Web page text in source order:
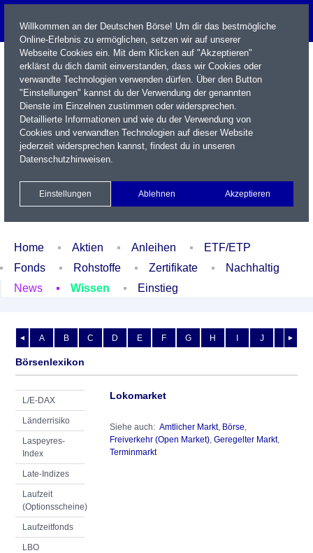
Name / WKN / ISIN / Kürzel
Xetra Realtime
Watchlist Portfolio Login
Home Aktien Anleihen
ETF/ETP
Fonds
Rohstoffe Zertifikate
Nachhaltig
News
Wissen Einstieg
◄ ►
A B C D E F G H I J K
Börsenlexikon
L/E-DAX
Länderrisiko
Laspeyres-
Index
Late-Indizes
Laufzeit
(Optionsscheine)
Laufzeitfonds
LBO
Lokomarket
Siehe auch: Amtlicher Markt, Börse,
Freiverkehr (Open Market), Geregelter Markt,
Terminmarkt
Willkommen an der Deutschen Börse! Um dir das bestmögliche
Online-Erlebnis zu ermöglichen, setzen wir auf unserer
Webseite Cookies ein. Mit dem Klicken auf "Akzeptieren"
erklärst du dich damit einverstanden, dass wir Cookies oder
verwandte Technologien verwenden dürfen. Über den Button
"Einstellungen" kannst du der Verwendung der genannten
Dienste im Einzelnen zustimmen oder widersprechen.
Detaillierte Informationen und wie du der Verwendung von
Cookies und verwandten Technologien auf dieser Website
jederzeit widersprechen kannst, findest du in unseren
Datenschutzhinweisen.
Einstellungen Ablehnen Akzeptieren